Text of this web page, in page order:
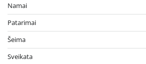
Namai
Patarimai
Šeima
Sveikata